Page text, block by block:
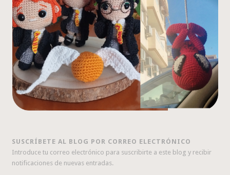
SUSCRÍBETE AL BLOG POR CORREO ELECTRÓNICO
Introduce tu correo electrónico para suscribirte a este blog y recibir
notificaciones de nuevas entradas.